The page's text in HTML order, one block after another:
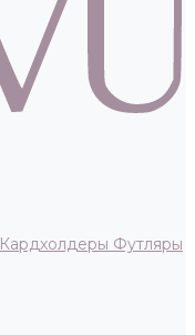
Кардхолдеры Футляры